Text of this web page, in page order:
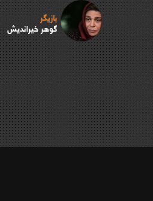
بازیگر
گوهر خیراندیش